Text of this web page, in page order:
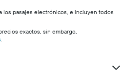
Bocaina
los pasajes electrónicos, e incluyen todos
exactos, sin embargo,